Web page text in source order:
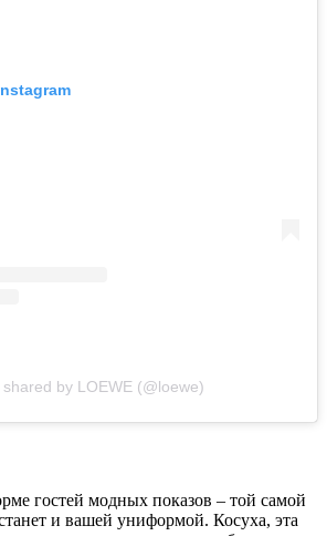
shared by LOEWE (@loewe)
гостей модных показов – той самой
и вашей униформой. Косуха, эта